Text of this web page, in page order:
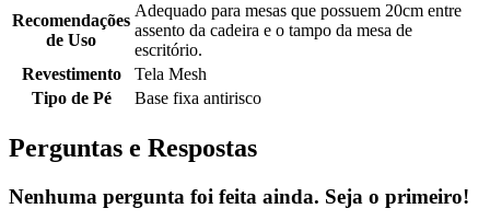
Recomendações
de Uso
Adequado para mesas que possuem 20cm entre
assento da cadeira e o tampo da mesa de
escritório.
Revestimento
Tela Mesh
Tipo de Pé
Base fixa antirisco
Perguntas e Respostas
Nenhuma pergunta foi feita ainda. Seja o primeiro!